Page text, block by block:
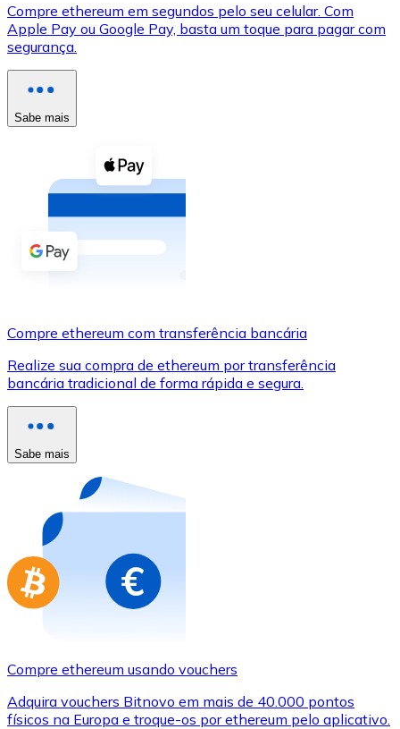
XRP
XRP
Ver tudo
Cupons cripto
Compre criptomoedas com dinheiro e outros
Comprar com dinheiro
Transferência SEPA
Use cartões Visa e Mastercard para comprar
Comprar com cartão
Compre cartões-presente das suas marcas favoritas
Ir para a loja de cartões-presente
Compre ethereum em segundos pelo seu celular. Com
Apple Pay ou Google Pay, basta um toque para pagar com
segurança.
Sabe mais
Compre ethereum com transferência bancária
Realize sua compra de ethereum por transferência
bancária tradicional de forma rápida e segura.
Sabe mais
Compre ethereum usando vouchers
Adquira vouchers Bitnovo em mais de 40.000 pontos
físicos na Europa e troque-os por ethereum pelo aplicativo.